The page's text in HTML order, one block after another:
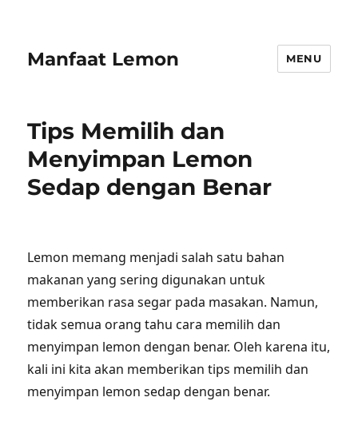
Manfaat Lemon MENU
Tips Memilih dan
Menyimpan Lemon
Sedap dengan Benar
Lemon memang menjadi salah satu bahan
makanan yang sering digunakan untuk
memberikan rasa segar pada masakan. Namun,
tidak semua orang tahu cara memilih dan
menyimpan lemon dengan benar. Oleh karena itu,
kali ini kita akan memberikan tips memilih dan
menyimpan lemon sedap dengan benar.